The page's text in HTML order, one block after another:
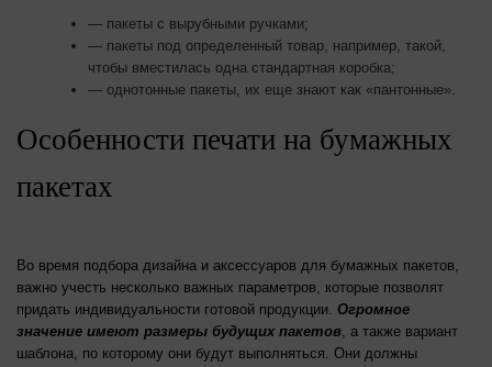
— пакеты с вырубными ручками;
— пакеты под определенный товар, например, такой,
чтобы вместилась одна стандартная коробка;
— однотонные пакеты, их еще знают как «пантонные».
Особенности печати на бумажных
пакетах
Во время подбора дизайна и аксессуаров для бумажных пакетов,
важно учесть несколько важных параметров, которые позволят
придать индивидуальности готовой продукции. Огромное
значение имеют размеры будущих пакетов, а также вариант
шаблона, по которому они будут выполняться. Они должны